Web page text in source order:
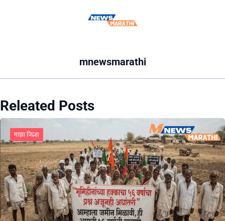
mnewsmarathi
Releated Posts
माझा जिल्हा